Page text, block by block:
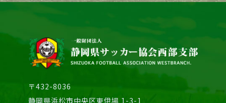
〒432-8036
静岡県浜松市中央区東伊場 1-3-1